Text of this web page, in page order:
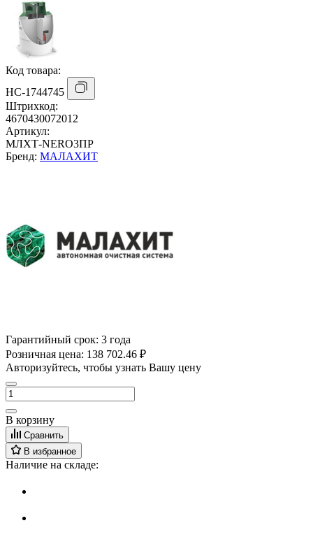
Код товара:
НС-1744745
Штрихкод:
4670430072012
Артикул:
МЛХТ-NERO3ПР
Бренд: МАЛАХИТ
Гарантийный срок: 3 года
Розничная цена: 138 702.46 ₽
Авторизуйтесь, чтобы узнать Вашу цену
В корзину
Сравнить
В избранное
Наличие на складе: